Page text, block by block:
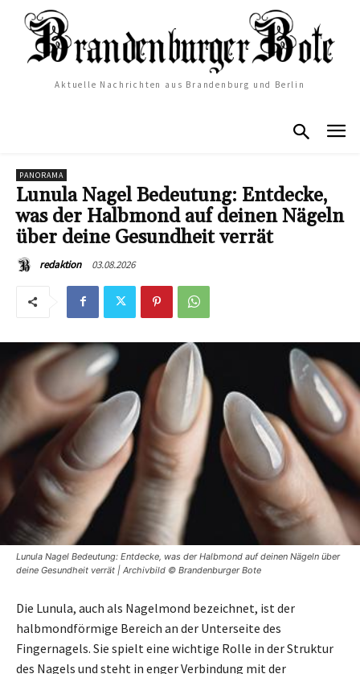
Aktuelle Nachrichten aus Brandenburg und Berlin
PANORAMA
Lunula Nagel Bedeutung: Entdecke,
was der Halbmond auf deinen Nägeln
über deine Gesundheit verrät
redaktion 03.08.2026
Lunula Nagel Bedeutung: Entdecke, was der Halbmond auf deinen Nägeln über
deine Gesundheit verrät | Archivbild © Brandenburger Bote
Die Lunula, auch als Nagelmond bezeichnet, ist der
halbmondförmige Bereich an der Unterseite des
Fingernagels. Sie spielt eine wichtige Rolle in der Struktur
des Nagels und steht in enger Verbindung mit der